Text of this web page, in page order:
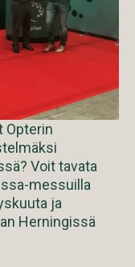
Opterin
Voit tavata
messuilla
ja
Herningissä